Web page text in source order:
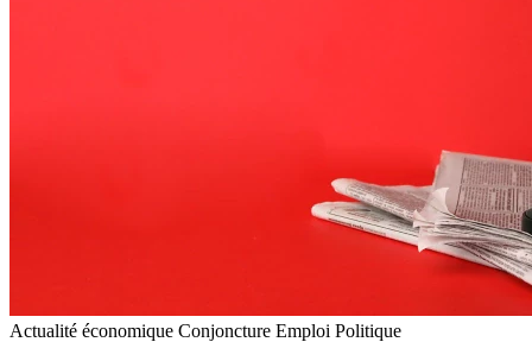
Actualité économique Conjoncture Emploi Politique